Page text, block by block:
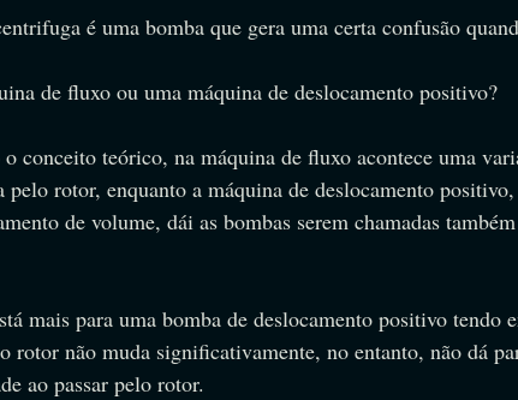
é uma bomba que gera uma certa confusão
de fluxo ou uma máquina de deslocamento positivo?
conceito teórico, na máquina de fluxo acontece uma
pelo rotor, enquanto a máquina de deslocamento
de volume, dái as bombas serem chamadas
mais para uma bomba de deslocamento positivo tendo
rotor não muda significativamente, no entanto, não dá
ao passar pelo rotor.